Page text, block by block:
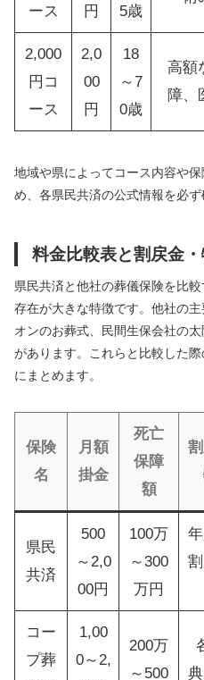
ース 円 5歳
2,000
円コ
ース
2,0
00
円
18
～7
0歳
高額
障、
地域や県によってコース内容や
め、各県民共済の公式情報を必ず
料金比較表と割戻金
県民共済と他社の葬儀保険を比
存在が大きな特徴です。他社の
オンのお葬式、民間生保会社の
があります。これらと比較した
にまとめます。
保険
名
月額
掛金
死亡
保障
額
県民
共済
500
～2,0
00円
100万
～300
万円
コー
プ葬
1,00
0～2,
200万
～500